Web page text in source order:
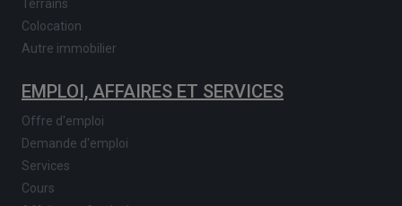
Terrains
Colocation
Autre immobilier
EMPLOI, AFFAIRES ET SERVICES
Offre d'emploi
Demande d'emploi
Services
Cours